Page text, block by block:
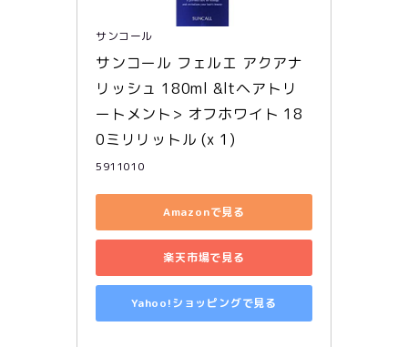
サンコール
サンコール フェルエ アクアナ
リッシュ 180ml &ltヘアトリ
ートメント> オフホワイト 18
0ミリリットル (x 1)
5911010
Amazonで見る
楽天市場で見る
Yahoo!ショッピングで見る